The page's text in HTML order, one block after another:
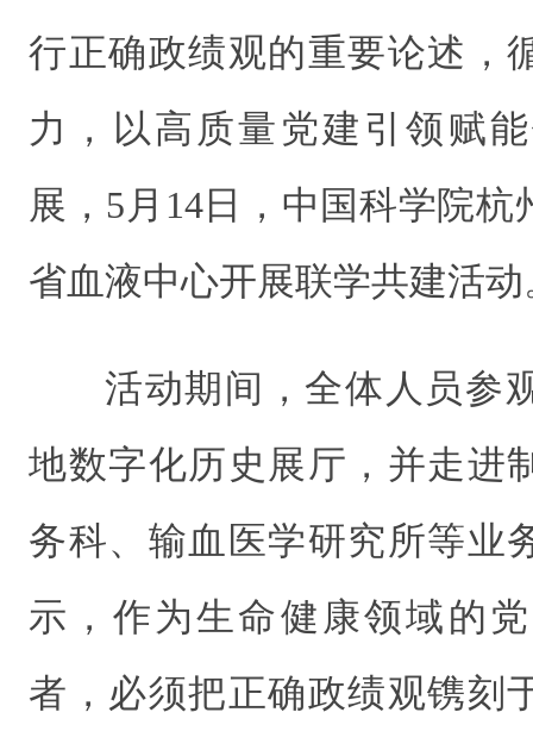
行正确政绩观的重要论述，
力，以高质量党建引领赋
展，5月14日，中国科学院
省血液中心开展联学共建活动
活动期间，全体人员参
地数字化历史展厅，并走进
务科、输血医学研究所等业
示，作为生命健康领域的
者，必须把正确政绩观镌刻